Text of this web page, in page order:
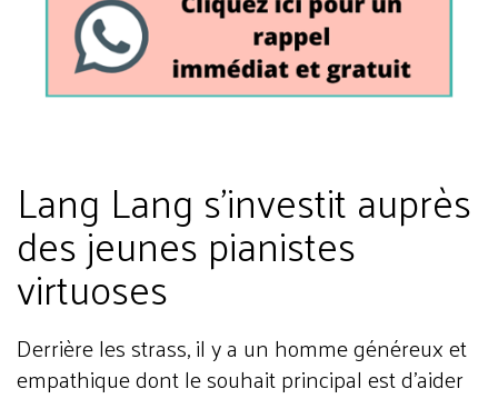
Lang Lang s'investit auprès
des jeunes pianistes
virtuoses
Derrière les strass, il y a un homme généreux et
empathique dont le souhait principal est d'aider